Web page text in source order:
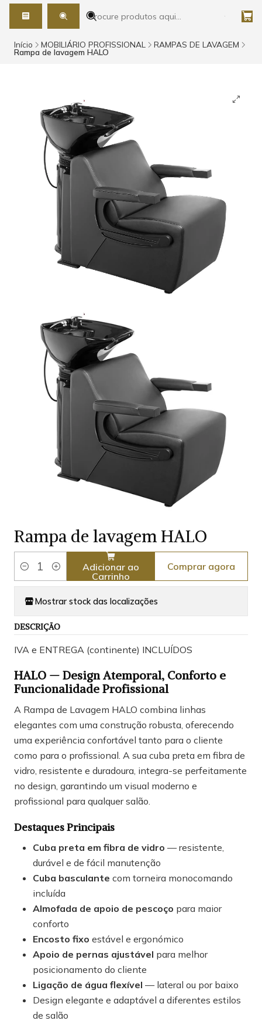
Início MOBILIÁRIO PROFISSIONAL RAMPAS DE LAVAGEM
Rampa de lavagem HALO
Rampa de lavagem HALO
Quantidade
Adicionar ao
Carrinho
Comprar agora
Mostrar stock das localizações
DESCRIÇÃO
IVA e ENTREGA (continente) INCLUÍDOS
HALO — Design Atemporal, Conforto e
Funcionalidade Profissional
A Rampa de Lavagem HALO combina linhas
elegantes com uma construção robusta, oferecendo
uma experiência confortável tanto para o cliente
como para o profissional. A sua cuba preta em fibra de
vidro, resistente e duradoura, integra-se perfeitamente
no design, garantindo um visual moderno e
profissional para qualquer salão.
Destaques Principais
Cuba preta em fibra de vidro — resistente,
durável e de fácil manutenção
Cuba basculante com torneira monocomando
incluída
Almofada de apoio de pescoço para maior
conforto
Encosto fixo estável e ergonómico
Apoio de pernas ajustável para melhor
posicionamento do cliente
Ligação de água flexível — lateral ou por baixo
Design elegante e adaptável a diferentes estilos
de salão